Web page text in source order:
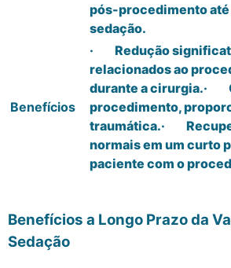
pós-procedimento
sedação.
Benefícios
· Redução
relacionados ao
durante a cirurgia.·
procedimento,
traumática.·
normais em um curto
paciente com o
Benefícios a Longo Prazo da
Sedação